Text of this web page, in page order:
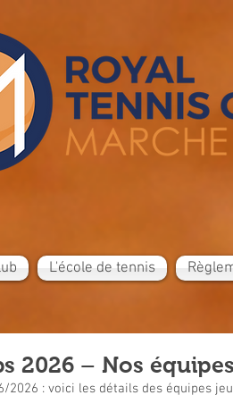
L'école de tennis
2026 – Nos
2026 : voici les détails des équipes